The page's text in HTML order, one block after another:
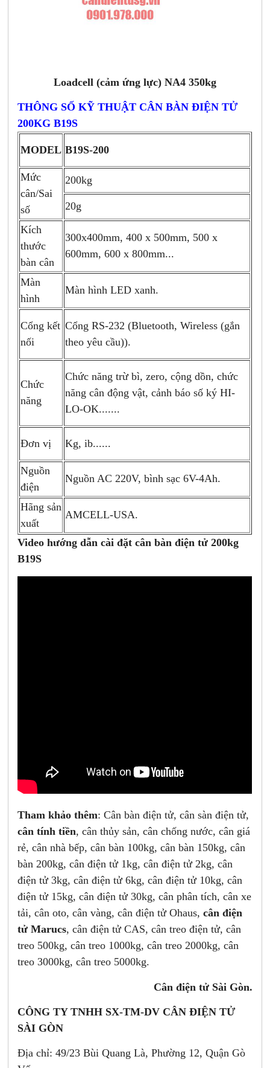
Loadcell (cảm ứng lực) NA4 350kg
THÔNG SỐ KỸ THUẬT CÂN BÀN ĐIỆN TỬ
200KG B19S
MODEL B19S-200
Mức
cân/Sai
số
200kg
20g
Kích
thước
bàn cân
300x400mm, 400 x 500mm, 500 x
600mm, 600 x 800mm...
Màn
hình
Màn hình LED xanh.
Cổng kết
nối
Cổng RS-232(Bluetooth, Wireless (gắn
theo yêu cầu)).
Chức
năng
Chức năng trừ bì, zero, cộng dồn, chức
năng cân động vật, cảnh báo số ký HI-
LO-OK.......
Đơn vị Kg, ib......
Nguồn
điện
Nguồn AC 220V, bình sạc 6V-4Ah.
Hãng sản
xuất
AMCELL-USA.
Video hướng dẫn cài đặt cân bàn điện tử 200kg
B19S
Tham khảo thêm: Cân bàn điện tử, cân sàn điện tử,
cân tính tiền, cân thủy sản, cân chống nước, cân giá
rẻ, cân nhà bếp, cân bàn 100kg, cân bàn 150kg, cân
bàn 200kg, cân điện tử 1kg, cân điện tử 2kg, cân
điện tử 3kg, cân điện tử 6kg, cân điện tử 10kg, cân
điện tử 15kg, cân điện tử 30kg, cân phân tích, cân xe
tải, cân oto, cân vàng, cân điện tử Ohaus,cân điện
tử Marucs, cân điện tử CAS, cân treo điện tử, cân
treo 500kg, cân treo 1000kg, cân treo 2000kg, cân
treo 3000kg, cân treo 5000kg.
Cân điện tử Sài Gòn.
CÔNG TY TNHH SX-TM-DV CÂN ĐIỆN TỬ
SÀI GÒN
Địa chỉ: 49/23 Bùi Quang Là, Phường 12, Quận Gò